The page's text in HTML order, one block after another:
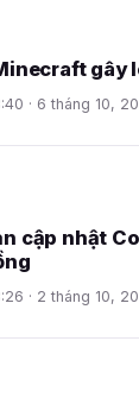
gây
· 6 tháng 10,
cập nhật
· 2 tháng 10,